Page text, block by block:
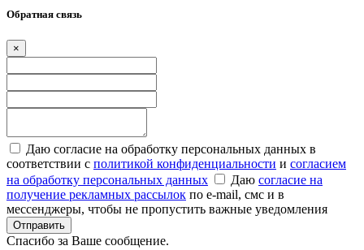
Обратная связь
×
Даю согласие на обработку персональных данных в
соответствии с политикой конфиденциальности и согласием
на обработку персональных данных
Даю согласие на
получение рекламных рассылок по e-mail, смс и в
мессенджеры, чтобы не пропустить важные уведомления
Отправить
Спасибо за Ваше сообщение.